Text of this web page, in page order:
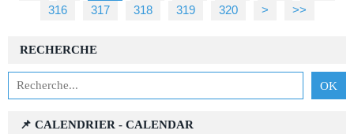
316
317 318 319 320 330
340
350
360
370
380
390
400
> >>
RECHERCHE
📌 CALENDRIER - CALENDAR